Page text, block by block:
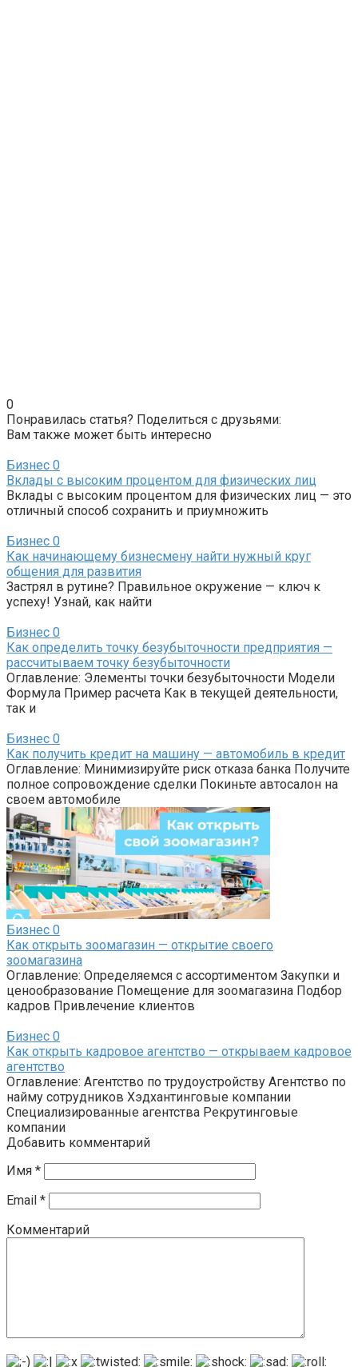
0
Понравилась статья? Поделиться с друзьями:
Вам также может быть интересно
Бизнес 0
Вклады с высоким процентом для физических лиц
Вклады с высоким процентом для физических лиц — это
отличный способ сохранить и приумножить
Бизнес 0
Как начинающему бизнесмену найти нужный круг
общения для развития
Застрял в рутине? Правильное окружение — ключ к
успеху! Узнай, как найти
Бизнес 0
Как определить точку безубыточности предприятия —
рассчитываем точку безубыточности
Оглавление: Элементы точки безубыточности Модели
Формула Пример расчета Как в текущей деятельности,
так и
Бизнес 0
Как получить кредит на машину — автомобиль в кредит
Оглавление: Минимизируйте риск отказа банка Получите
полное сопровождение сделки Покиньте автосалон на
своем автомобиле
Бизнес 0
Как открыть зоомагазин — открытие своего
зоомагазина
Оглавление: Определяемся с ассортиментом Закупки и
ценообразование Помещение для зоомагазина Подбор
кадров Привлечение клиентов
Бизнес 0
Как открыть кадровое агентство — открываем кадровое
агентство
Оглавление: Агентство по трудоустройству Агентство по
найму сотрудников Хэдхантинговые компании
Специализированные агентства Рекрутинговые
компании
Добавить комментарий
Имя *
Email *
Комментарий